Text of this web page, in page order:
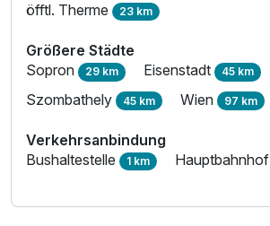
öfftl. Therme 23 km
Größere Städte
Sopron 29 km Eisenstadt 45 km
Szombathely 45 km Wien 97 km
Verkehrsanbindung
Bushaltestelle 1 km Hauptbahnhof